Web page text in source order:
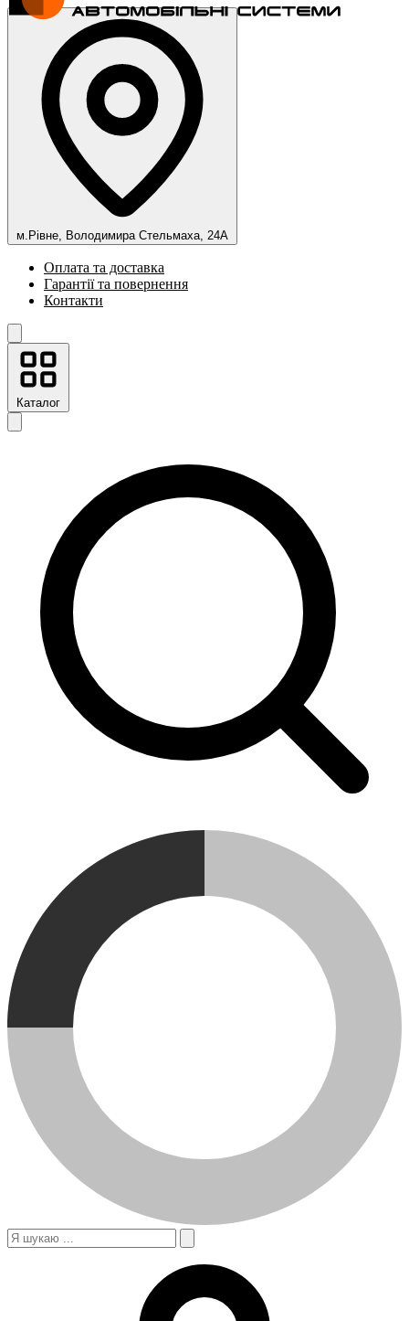
м.Рівне, Володимира Стельмаха, 24А
Оплата та доставка
Гарантії та повернення
Контакти
Каталог